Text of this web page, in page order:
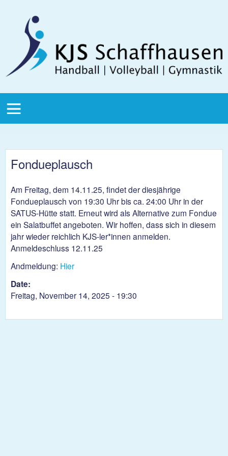
Schaffhausen
Menu
Fondueplausch
Am Freitag, dem 14.11.25, findet der diesjährige
Fondueplausch von 19:30 Uhr bis ca. 24:00 Uhr in der
SATUS-Hütte statt. Erneut wird als Alternative zum Fondue
ein Salatbuffet angeboten. Wir hoffen, dass sich in diesem
jahr wieder reichlich KJS-ler*innen anmelden.
Anmeldeschluss 12.11.25
Andmeldung: Hier
Date:
Freitag, November 14, 2025 - 19:30